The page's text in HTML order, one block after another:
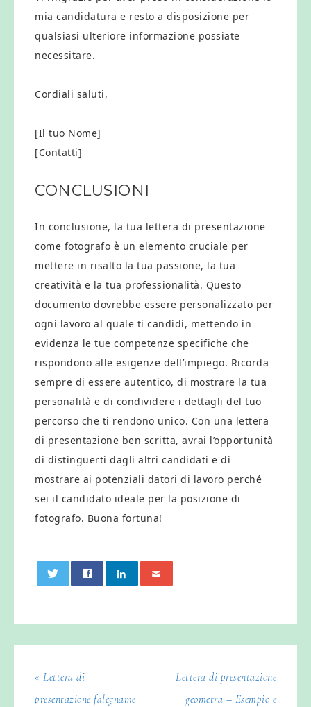
mia candidatura e resto a disposizione per
qualsiasi ulteriore informazione possiate
necessitare.
Cordiali saluti,
[Il tuo Nome]
[Contatti]
CONCLUSIONI
In conclusione, la tua lettera di presentazione
come fotografo è un elemento cruciale per
mettere in risalto la tua passione, la tua
creatività e la tua professionalità. Questo
documento dovrebbe essere personalizzato per
ogni lavoro al quale ti candidi, mettendo in
evidenza le tue competenze specifiche che
rispondono alle esigenze dell’impiego. Ricorda
sempre di essere autentico, di mostrare la tua
personalità e di condividere i dettagli del tuo
percorso che ti rendono unico. Con una lettera
di presentazione ben scritta, avrai l’opportunità
di distinguerti dagli altri candidati e di
mostrare ai potenziali datori di lavoro perché
sei il candidato ideale per la posizione di
fotografo. Buona fortuna!
« Lettera di
presentazione falegname
Lettera di presentazione
geometra – Esempio e